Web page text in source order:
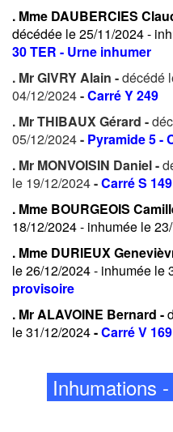
. Mme DAUBERCIES
décédée le 25/11/2024 -
30 TER - Urne inhumer
. Mr GIVRY Alain -décédé
04/12/2024-Carré Y 249
. Mr THIBAUX Gérard -
05/12/2024- Pyramide 5 -
. Mr MONVOISIN Daniel -
le 19/12/2024-Carré S 149
. Mme BOURGEOIS
18/12/2024 - inhumée le
. Mme DURIEUX
le 26/12/2024 - inhumée le
provisoire
. Mr ALAVOINE Bernard -
le 31/12/2024-Carré V
Inhumations